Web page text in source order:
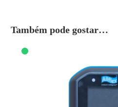
Também pode gostar…